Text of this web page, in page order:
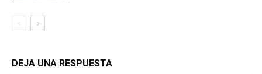
DEJA UNA RESPUESTA